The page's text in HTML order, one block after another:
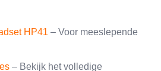
HP41 – Voor meeslepende
– Bekijk het volledige